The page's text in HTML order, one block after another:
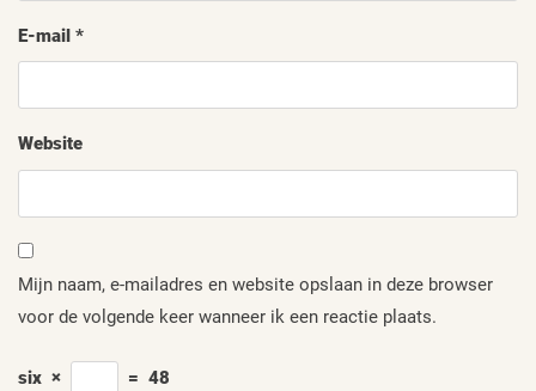
E-mail *
Website
Mijn naam, e-mailadres en website opslaan in deze browser
voor de volgende keer wanneer ik een reactie plaats.
six × = 48